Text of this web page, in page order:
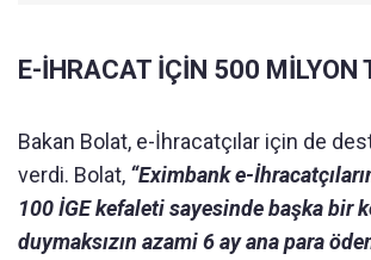
E-İHRACAT İÇİN 500 MİLYON
Bakan Bolat, e-İhracatçılar için de
verdi. Bolat, “Eximbank e-
100 İGE kefaleti sayesinde başka bir
duymaksızın azami 6 ay ana para